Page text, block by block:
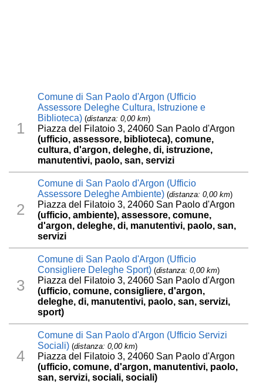
1
Comune di San Paolo d'Argon (Ufficio
Assessore Deleghe Cultura, Istruzione e
Biblioteca) (distanza: 0,00 km)
Piazza del Filatoio 3, 24060 San Paolo d'Argon
(ufficio, assessore, biblioteca), comune,
cultura, d'argon, deleghe, di, istruzione,
manutentivi, paolo, san, servizi
2
Comune di San Paolo d'Argon (Ufficio
Assessore Deleghe Ambiente) (distanza: 0,00 km)
Piazza del Filatoio 3, 24060 San Paolo d'Argon
(ufficio, ambiente), assessore, comune,
d'argon, deleghe, di, manutentivi, paolo, san,
servizi
3
Comune di San Paolo d'Argon (Ufficio
Consigliere Deleghe Sport) (distanza: 0,00 km)
Piazza del Filatoio 3, 24060 San Paolo d'Argon
(ufficio, comune, consigliere, d'argon,
deleghe, di, manutentivi, paolo, san, servizi,
sport)
4
Comune di San Paolo d'Argon (Ufficio Servizi
Sociali) (distanza: 0,00 km)
Piazza del Filatoio 3, 24060 San Paolo d'Argon
(ufficio, comune, d'argon, manutentivi, paolo,
san, servizi, sociali, sociali)